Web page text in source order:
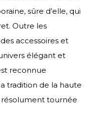
sûre d’elle, qui
Outre les
accessoires et
élégant et
reconnue
tradition de la haute
tournée